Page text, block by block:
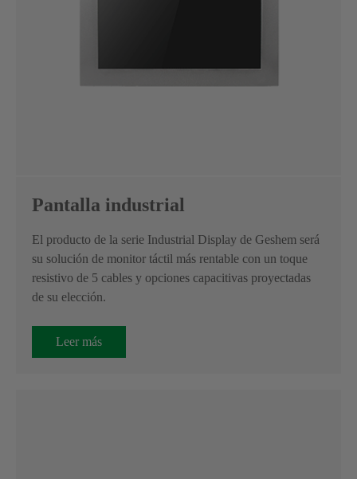
Pantalla industrial
El producto de la serie Industrial Display de Geshem será
su solución de monitor táctil más rentable con un toque
resistivo de 5 cables y opciones capacitivas proyectadas
de su elección.
Leer más